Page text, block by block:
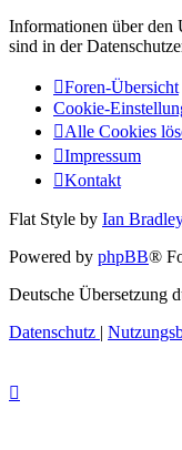
Informationen über den
sind in der
Foren-Übersicht
Cookie-
Alle Cookies
Impressum
Kontakt
Flat Style by Ian
Powered by phpBB®
Deutsche Übersetzung
Datenschutz |